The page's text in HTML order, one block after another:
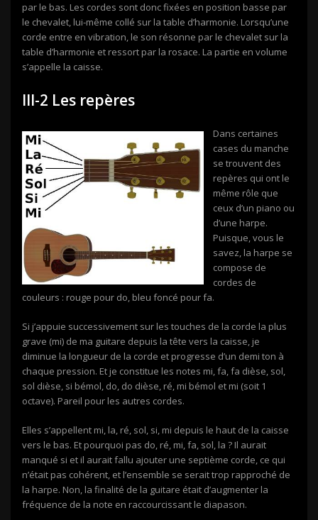
par le bas. Les cordes sont donc fixées en position basse par
le chevalet, lui-même collé sur la table d’harmonie. Lorsqu’une
corde entre en vibration, le son résonne par le chevalet sur la
table d’harmonie et ressort par la rosace. La partie en volume
s’appelle la caisse.
III-2 Les repères
Dans certaines
cases du manche
se trouvent des
repères qui ont le
même rôle que
ceux d’un piano ou
d’une harpe.
Puisque, vous le
savez, la harpe se
compose de
cordes de
couleurs : rouge pour do, bleu foncé pour fa.
Si j’appuie successivement sur les touches de la corde la plus
grave (mi) de ma guitare depuis la tête vers la caisse, je
diminue la longueur de la corde et progresse d’un demi ton à
chaque pression. Et je constitue les notes mi, fa, fa dièse, sol,
sol dièse, si bémol, do, do dièse, ré, mi bémol et mi (soit 1
octave). Pareil pour les autres cordes.
Elles s’appellent mi, la, ré, sol, si, mi depuis le haut de la caisse
vers le bas. Et pourquoi pas do, ré, mi, fa, sol, la ? Il aurait
manqué si et il aurait fallu ajouter une septième corde, ce qui
n’était pas cohérent, et l’ensemble se serait trop rapproché de
la harpe. Non, la finalité de la guitare était d’augmenter la
fréquence de la note en raccourcissant le diapason.